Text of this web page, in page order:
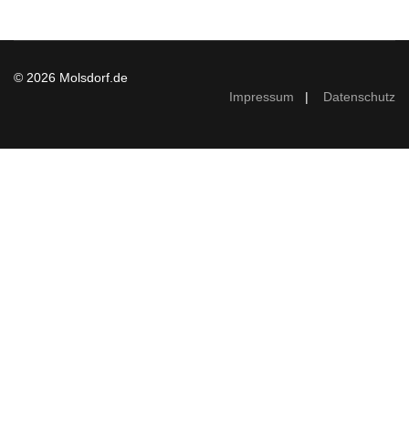
© 2026 Molsdorf.de
Impressum
| Datenschutz